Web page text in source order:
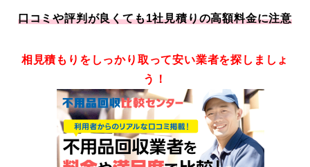
口コミや評判が良くても1社見積りの高額料金に注意
相見積もりをしっかり取って安い業者を探しましょ
う！